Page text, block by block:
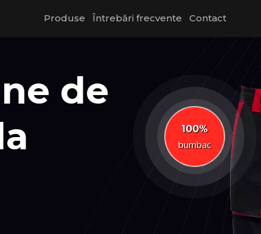
Produse Întrebări frecvente Contact
de
100%
bumbac